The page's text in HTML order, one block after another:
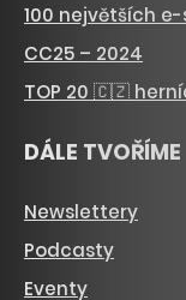
100 největších
CC25 – 2024
TOP 20 🇨🇿
DÁLE TVOŘÍME
Newslettery
Podcasty
Eventy